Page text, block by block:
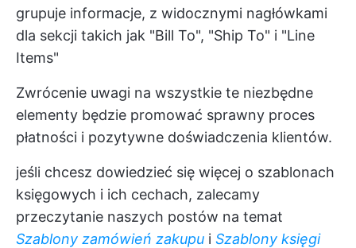
grupuje informacje, z widocznymi nagłówkami
dla sekcji takich jak "Bill To", "Ship To" i "Line
Items"
Zwrócenie uwagi na wszystkie te niezbędne
elementy będzie promować sprawny proces
płatności i pozytywne doświadczenia klientów.
jeśli chcesz dowiedzieć się więcej o szablonach
księgowych i ich cechach, zalecamy
przeczytanie naszych postów na temat
Szablony zamówień zakupu i Szablony księgi